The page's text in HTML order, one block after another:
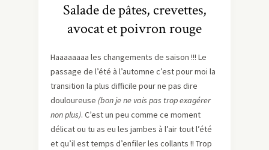
Salade de pâtes, crevettes,
avocat et poivron rouge
Haaaaaaaa les changements de saison !!! Le
passage de l’été à l’automne c’est pour moi la
transition la plus difficile pour ne pas dire
douloureuse (bon je ne vais pas trop exagérer
non plus). C’est un peu comme ce moment
délicat ou tu as eu les jambes à l’air tout l’été
et qu’il est temps d’enfiler les collants !! Trop